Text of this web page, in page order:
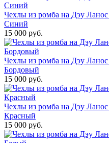
Чехлы из ромба на Дэу
Синий
15 000 руб.
Чехлы из ромба на Дэу
Бордовый
15 000 руб.
Чехлы из ромба на Дэу
Красный
15 000 руб.